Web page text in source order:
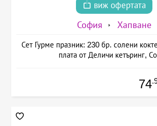
виж офертата
София Хапване
Сет Гурме празник: 230 бр. солени
плата от Деличи кетъринг,
74